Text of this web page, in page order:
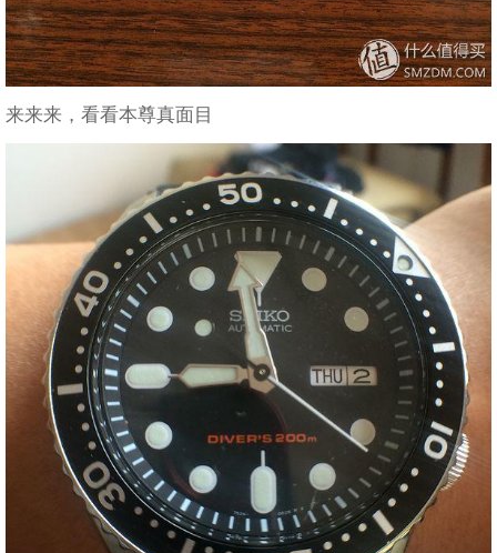
来来来，看看本尊真面目